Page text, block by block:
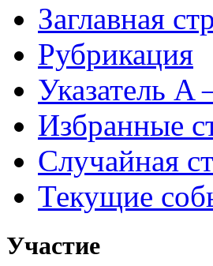
Заглавная
Рубрикация
Указатель
Избранные
Случайная
Текущие
Участие